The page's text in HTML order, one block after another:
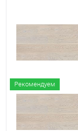
Рекомендуем